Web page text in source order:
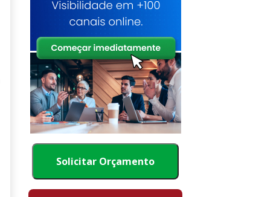
Solicitar Orçamento